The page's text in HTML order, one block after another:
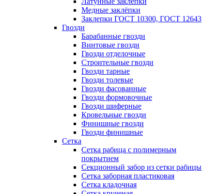
Медные заклёпки
Заклепки ГОСТ 10300, ГОСТ 12643
Гвозди
Барабанные гвозди
Винтовые гвозди
Гвозди отделочные
Строительные гвозди
Гвозди тарные
Гвозди толевые
Гвозди фасованные
Гвозди формовочные
Гвозди шиферные
Кровельные гвозди
Финишные гвозди
Гвозди финишные
Сетка
Сетка рабица с полимерным
покрытием
Секционный забор из сетки рабицы
Сетка заборная пластиковая
Сетка кладочная